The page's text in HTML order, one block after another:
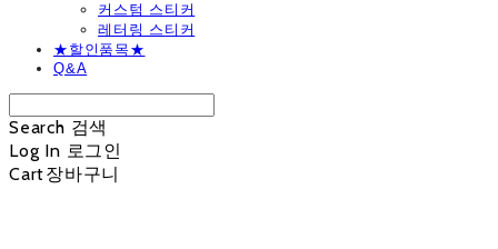
커스텀 스티커
레터링 스티커
★할인품목★
Q&A
Search 검색
Log In 로그인
Cart장바구니